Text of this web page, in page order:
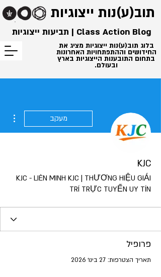
תוב(ע)נות ייצוגיות
בלוג תוב(ע)נות ייצוגיות מציג את
החידושים וההתפתחויות האחרונות
בתחום התובענות הייצוגיות בארץ
ובעולם.
Class Action Blog | תביעות ייצוגיות
מעקב
KJC
KJC - LIÊN MINH KJC | THƯƠNG HIỆU GIẢI
TRÍ TRỰC TUYẾN UY TÍN
פרופיל
תאריך הצטרפות: 27 בינו׳ 2026